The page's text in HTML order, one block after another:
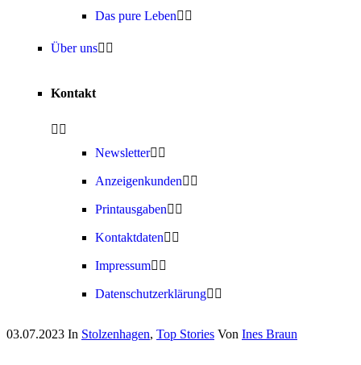
Das pure Leben
Über uns
Kontakt
Newsletter
Anzeigenkunden
Printausgaben
Kontaktdaten
Impressum
Datenschutzerklärung
03.07.2023 In Stolzenhagen, Top Stories Von Ines Braun